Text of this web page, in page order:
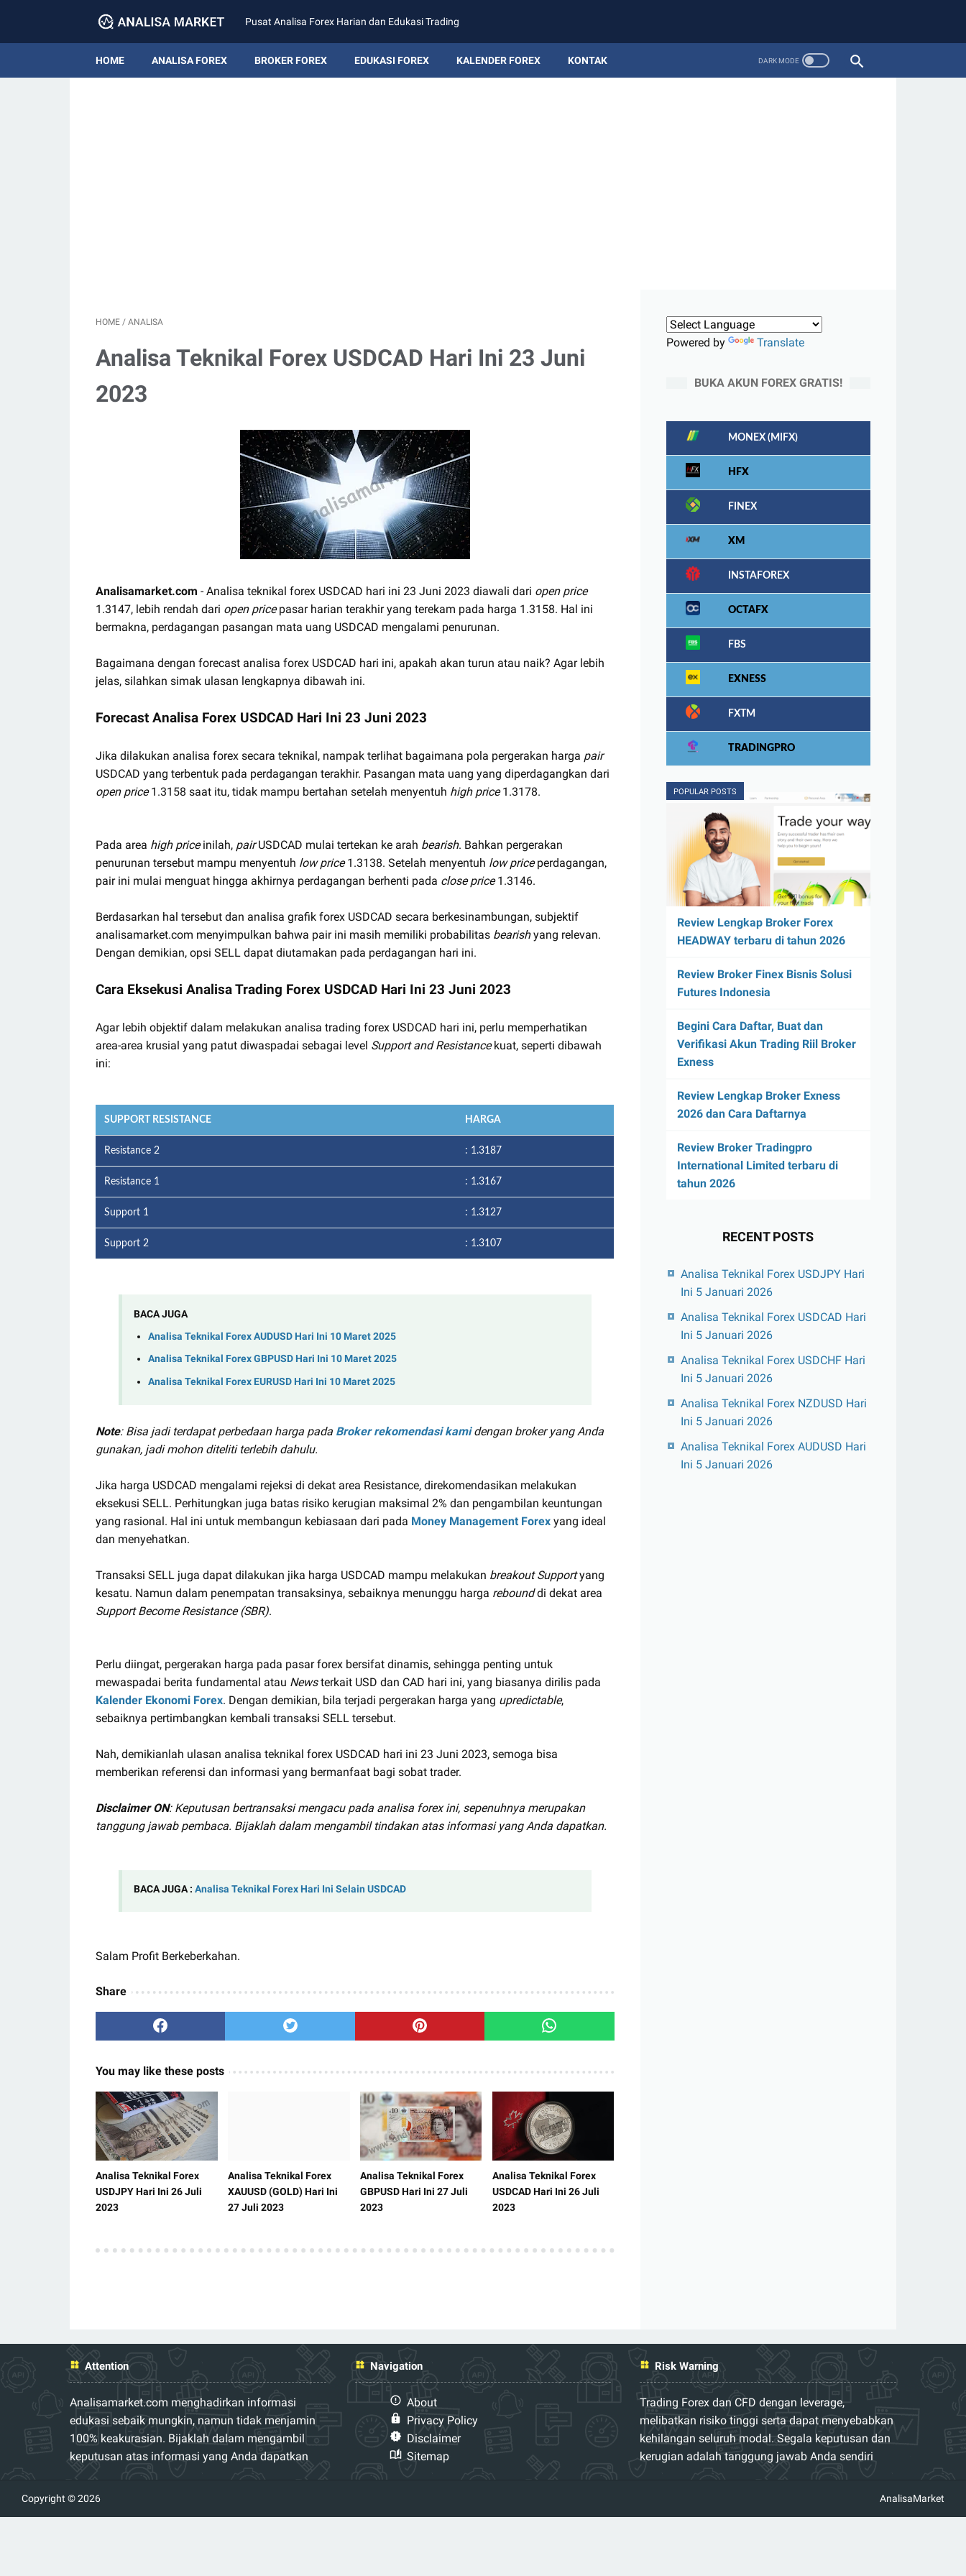
Pusat Analisa Forex Harian dan Edukasi Trading
HOME ANALISA FOREX BROKER FOREX EDUKASI FOREX KALENDER FOREX KONTAK
HOME / ANALISA
Analisa Teknikal Forex USDCAD Hari Ini 23 Juni
2023
Analisamarket.com - Analisa teknikal forex USDCAD hari ini 23 Juni 2023 diawali dari open price
1.3147, lebih rendah dari open pricepasar harian terakhir yang terekam pada harga 1.3158. Hal ini
bermakna, perdagangan pasangan mata uang USDCAD mengalami penurunan.
Bagaimana dengan forecast analisa forex USDCAD hari ini, apakah akan turun atau naik? Agar lebih
jelas, silahkan simak ulasan lengkapnya dibawah ini.
Forecast Analisa Forex USDCAD Hari Ini 23 Juni 2023
Jika dilakukan analisa forex secara teknikal, nampak terlihat bagaimana pola pergerakan harga pair
USDCAD yang terbentuk pada perdagangan terakhir. Pasangan mata uang yang diperdagangkan dari
open price1.3158 saat itu, tidak mampu bertahan setelah menyentuh high price1.3178.
Pada area high priceinilah, pairUSDCAD mulai tertekan ke arah bearish. Bahkan pergerakan
penurunan tersebut mampu menyentuh low price1.3138. Setelah menyentuh low priceperdagangan,
pair ini mulai menguat hingga akhirnya perdagangan berhenti pada close price1.3146.
Berdasarkan hal tersebut dan analisa grafik forex USDCAD secara berkesinambungan, subjektif
analisamarket.com menyimpulkan bahwa pair ini masih memiliki probabilitas bearishyang relevan.
Dengan demikian, opsi SELL dapat diutamakan pada perdagangan hari ini.
Cara Eksekusi Analisa Trading Forex USDCAD Hari Ini 23 Juni 2023
Agar lebih objektif dalam melakukan analisa trading forex USDCAD hari ini, perlu memperhatikan
area-area krusial yang patut diwaspadai sebagai level Support and Resistancekuat, seperti dibawah
ini:
SUPPORT RESISTANCE HARGA
Resistance 2 : 1.3187
Resistance 1 : 1.3167
Support 1 : 1.3127
Support 2 : 1.3107
BACA JUGA
Analisa Teknikal Forex AUDUSD Hari Ini 10 Maret 2025
Analisa Teknikal Forex GBPUSD Hari Ini 10 Maret 2025
Analisa Teknikal Forex EURUSD Hari Ini 10 Maret 2025
Note: Bisa jadi terdapat perbedaan harga pada Broker rekomendasi kamidengan broker yang Anda
gunakan, jadi mohon diteliti terlebih dahulu.
Jika harga USDCAD mengalami rejeksi di dekat area Resistance, direkomendasikan melakukan
eksekusi SELL. Perhitungkan juga batas risiko kerugian maksimal 2% dan pengambilan keuntungan
yang rasional. Hal ini untuk membangun kebiasaan dari pada Money Management Forex yang ideal
dan menyehatkan.
Transaksi SELL juga dapat dilakukan jika harga USDCAD mampu melakukan breakout Supportyang
kesatu. Namun dalam penempatan transaksinya, sebaiknya menunggu harga rebounddi dekat area
Support Become Resistance (SBR).
Perlu diingat, pergerakan harga pada pasar forex bersifat dinamis, sehingga penting untuk
mewaspadai berita fundamental atau Newsterkait USD dan CAD hari ini, yang biasanya dirilis pada
Kalender Ekonomi Forex. Dengan demikian, bila terjadi pergerakan harga yang upredictable,
sebaiknya pertimbangkan kembali transaksi SELL tersebut.
Nah, demikianlah ulasan analisa teknikal forex USDCAD hari ini 23 Juni 2023, semoga bisa
memberikan referensi dan informasi yang bermanfaat bagi sobat trader.
Disclaimer ON: Keputusan bertransaksi mengacu pada analisa forex ini, sepenuhnya merupakan
tanggung jawab pembaca. Bijaklah dalam mengambil tindakan atas informasi yang Anda dapatkan.
BACA JUGA : Analisa Teknikal Forex Hari Ini Selain USDCAD
Salam Profit Berkeberkahan.
Share
You may like these posts
Analisa Teknikal Forex
USDJPY Hari Ini 26 Juli
2023
Analisa Teknikal Forex
XAUUSD (GOLD) Hari Ini
27 Juli 2023
Analisa Teknikal Forex
GBPUSD Hari Ini 27 Juli
2023
Analisa Teknikal Forex
USDCAD Hari Ini 26 Juli
2023
Powered by Translate
BUKA AKUN FOREX GRATIS!
MONEX (MIFX)
HFX
FINEX
XM
INSTAFOREX
OCTAFX
FBS
EXNESS
FXTM
TRADINGPRO
POPULAR POSTS
Review Lengkap Broker Forex
HEADWAY terbaru di tahun 2026
Review Broker Finex Bisnis Solusi
Futures Indonesia
Begini Cara Daftar, Buat dan
Verifikasi Akun Trading Riil Broker
Exness
Review Lengkap Broker Exness
2026 dan Cara Daftarnya
Review Broker Tradingpro
International Limited terbaru di
tahun 2026
RECENT POSTS
Analisa Teknikal Forex USDJPY Hari
Ini 5 Januari 2026
Analisa Teknikal Forex USDCAD Hari
Ini 5 Januari 2026
Analisa Teknikal Forex USDCHF Hari
Ini 5 Januari 2026
Analisa Teknikal Forex NZDUSD Hari
Ini 5 Januari 2026
Analisa Teknikal Forex AUDUSD Hari
Ini 5 Januari 2026
Attention
Analisamarket.com menghadirkan informasi
edukasi sebaik mungkin, namun tidak menjamin
100% keakurasian. Bijaklah dalam mengambil
keputusan atas informasi yang Anda dapatkan
Navigation
About
Privacy Policy
Disclaimer
Sitemap
Risk Warning
Trading Forex dan CFD dengan leverage,
melibatkan risiko tinggi serta dapat menyebabkan
kehilangan seluruh modal. Segala keputusan dan
kerugian adalah tanggung jawab Anda sendiri
Copyright © 2026 AnalisaMarket